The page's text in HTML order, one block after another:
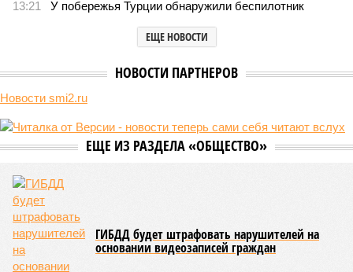
Пока в Ярославском районе СВАО дольщики «Сказочного леса»
уже получают ключи – в мае 2026 года были получены
заключение о соответствии проектной документации и
совсем недалеко, в паре станций метро южнее, на Люблинской
улице, картина, можно сказать, прямо противоположная.
ЖК «Светлый мир «Станция Л»: та же группа компаний-
схема достройки через Capital Group осенью 2024 года, но
за прошедшие два года результатов, по словам дольщиков,
практически не видно. По
порталов, первую очередь ЖК строители обещают сдать к
декабрю 2026 г., вторую – к марту 2028-го. Но никто при
этом из кураторов стройки не задается вопросом: как эти